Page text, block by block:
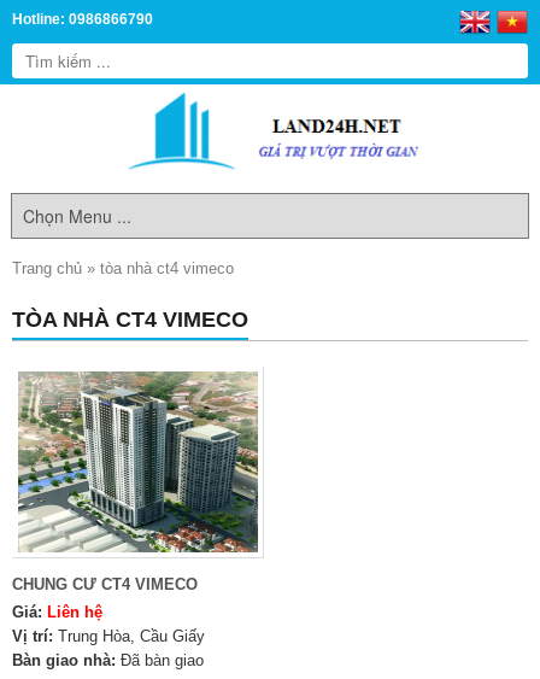
Hotline: 0986866790
Trang chủ » tòa nhà ct4 vimeco
TÒA NHÀ CT4 VIMECO
CHUNG CƯ CT4 VIMECO
Giá: Liên hệ
Vị trí: Trung Hòa, Cầu Giấy
Bàn giao nhà: Đã bàn giao